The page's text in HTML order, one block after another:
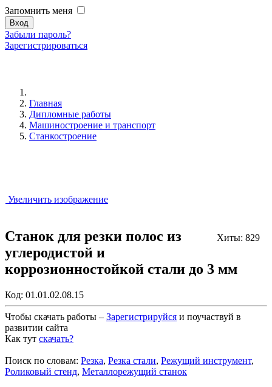
Запомнить меня
Забыли пароль?
Зарегистрироваться
Главная
Дипломные работы
Машиностроение и транспорт
Станкостроение
Увеличить изображение
Хиты: 829
Станок для резки полос из
углеродистой и
коррозионностойкой стали до 3 мм
Код: 01.01.02.08.15
Чтобы скачать работы – Зарегистрируйся и поучаствуй в
развитии сайта
Как тут скачать?
Поиск по словам: Резка, Резка стали, Режущий инструмент,
Роликовый стенд, Металлорежущий станок